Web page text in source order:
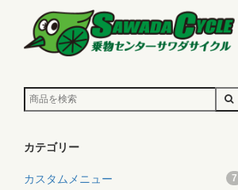
カテゴリー
カスタムメニュー 7